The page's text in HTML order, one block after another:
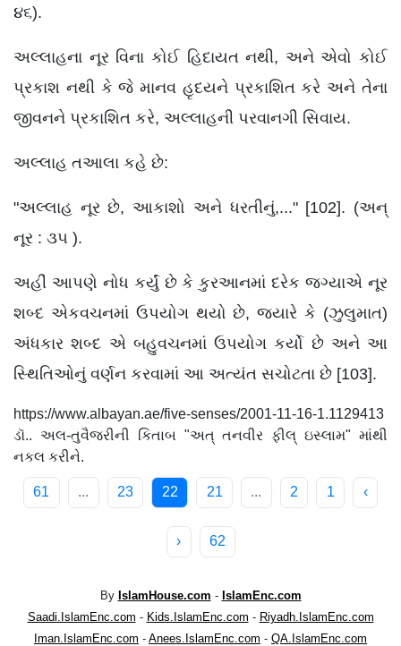
૪૬).
અલ્લાહના નૂર વિના કોઈ હિદાયત નથી, અને એવો કોઈ
પ્રકાશ નથી કે જે માનવ હૃદયને પ્રકાશિત કરે અને તેના
જીવનને પ્રકાશિત કરે, અલ્લાહની પરવાનગી સિવાય.
અલ્લાહ તઆલા કહે છે:
"અલ્લાહ નૂર છે, આકાશો અને ધરતીનું,..." [102]. (અન્
નૂર : ૩૫ ).
અહીં આપણે નોધ કર્યું છે કે કુરઆનમાં દરેક જગ્યાએ નૂર
શબ્દ એકવચનમાં ઉપયોગ થયો છે, જ્યારે કે (ઝુલુમાત)
અંધકાર શબ્દ એ બહુવચનમાં ઉપયોગ કર્યો છે અને આ
સ્થિતિઓનું વર્ણન કરવામાં આ અત્યંત સચોટતા છે [103].
https://www.albayan.ae/five-senses/2001-11-16-1.1129413
ડૉ.. અલ-તુવૈજરીની કિતાબ "અત્ તનવીર ફીલ્ ઇસ્લામ" માંથી
નકલ કરીને.
‹
1
2
...
21
22
23
...
61
62
›
By IslamHouse.com - IslamEnc.com
Saadi.IslamEnc.com - Kids.IslamEnc.com - Riyadh.IslamEnc.com
Iman.IslamEnc.com - Anees.IslamEnc.com - QA.IslamEnc.com